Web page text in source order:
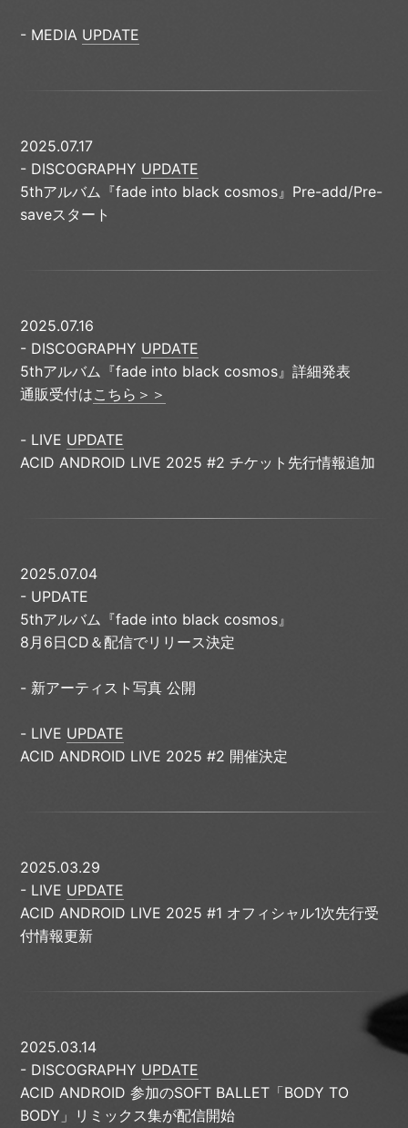
- MEDIA UPDATE
2025.07.17
- DISCOGRAPHY UPDATE
5thアルバム『fade into black cosmos』Pre-add/Pre-
saveスタート
2025.07.16
- DISCOGRAPHY UPDATE
5thアルバム『fade into black cosmos』詳細発表
通販受付はこちら＞＞
- LIVE UPDATE
ACID ANDROID LIVE 2025 #2 チケット先行情報追加
2025.07.04
- UPDATE
5thアルバム『fade into black cosmos』
8月6日CD＆配信でリリース決定
- 新アーティスト写真 公開
- LIVE UPDATE
ACID ANDROID LIVE 2025 #2 開催決定
2025.03.29
- LIVE UPDATE
ACID ANDROID LIVE 2025 #1 オフィシャル1次先行受
付情報更新
2025.03.14
- DISCOGRAPHY UPDATE
ACID ANDROID 参加のSOFT BALLET「BODY TO
BODY」リミックス集が配信開始